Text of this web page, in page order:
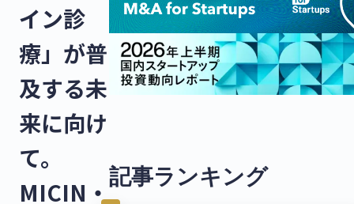
イン診
療」が普
及する未
来に向け
て。
MICIN・
記事ランキング